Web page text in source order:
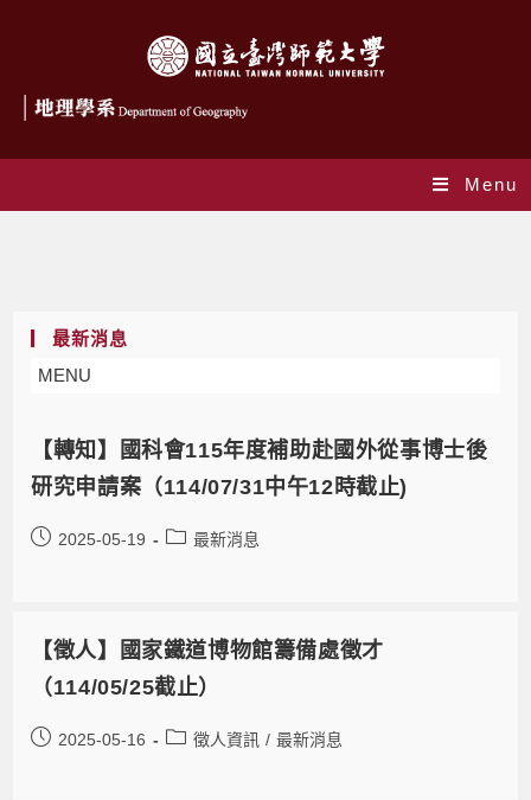
Menu
最新消息
MENU
【轉知】國科會115年度補助赴國外從事博士後
研究申請案（114/07/31中午12時截止)
2025-05-19 最新消息
【徵人】國家鐵道博物館籌備處徵才
（114/05/25截止）
2025-05-16 徵人資訊 / 最新消息